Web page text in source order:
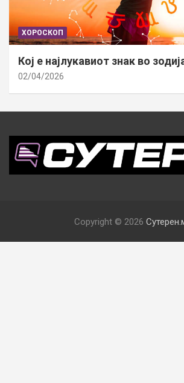
ХОРОСКОП
Кој е најлукавиот знак во
02/04/2026
Copyright © 2026